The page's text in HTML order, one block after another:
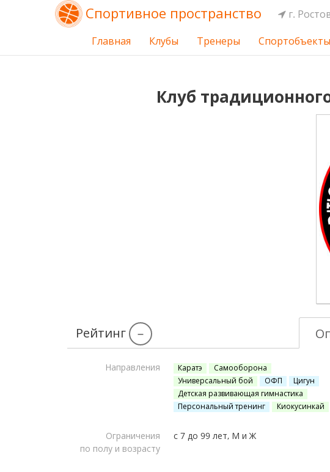
Спортивное пространство г.
Главная Клубы Тренеры Спортобъекты
Клуб
Рейтинг –
Направления Каратэ
Самооборона
Универсальный бой
ОФП
Цигун
Детская развивающая гимнастика
Персональный тренинг
Киокусинкай
Ограничения
по полу и возрасту
с 7 до 99 лет, М и Ж